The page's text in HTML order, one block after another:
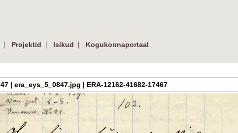
| Projektid | Isikud |
Kogukonnaportaal
| era_eys_5_0847.jpg | ERA-12162-41682-17467